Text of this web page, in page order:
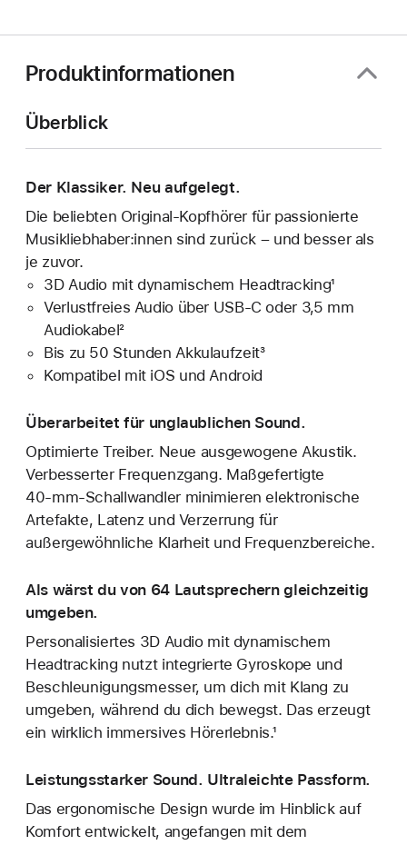
Produktinformationen
Überblick
Der Klassiker. Neu aufgelegt.
Die beliebten Original-Kopfhörer für passionierte
Musikliebhaber:innen sind zurück – und besser als
je zuvor.
3D Audio mit dynamischem Headtracking¹
Verlustfreies Audio über USB-C oder 3,5 mm
Audiokabel²
Bis zu 50 Stunden Akkulaufzeit³
Kompatibel mit iOS und Android
Überarbeitet für unglaublichen Sound.
Optimierte Treiber. Neue ausgewogene Akustik.
Verbesserter Frequenzgang. Maßgefertigte
40‑mm-Schallwandler minimieren elektronische
Artefakte, Latenz und Verzerrung für
außergewöhnliche Klarheit und Frequenzbereiche.
Als wärst du von 64 Lautsprechern gleichzeitig
umgeben.
Personalisiertes 3D Audio mit dynamischem
Headtracking nutzt integrierte Gyroskope und
Beschleunigungsmesser, um dich mit Klang zu
umgeben, während du dich bewegst. Das erzeugt
ein wirklich immersives Hörerlebnis.¹
Leistungsstarker Sound. Ultraleichte Passform.
Das ergonomische Design wurde im Hinblick auf
Komfort entwickelt, angefangen mit dem